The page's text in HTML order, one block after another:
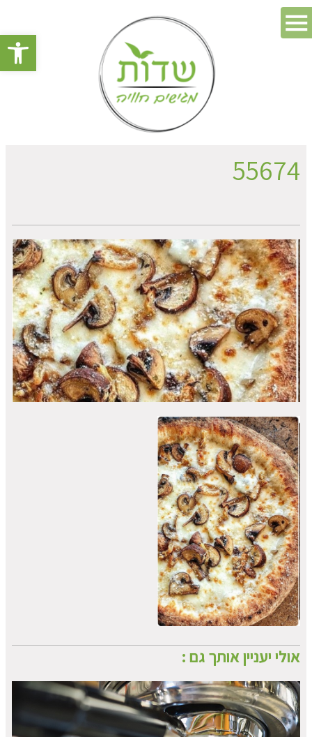
פתח
55674
אולי יעניין אותך גם :